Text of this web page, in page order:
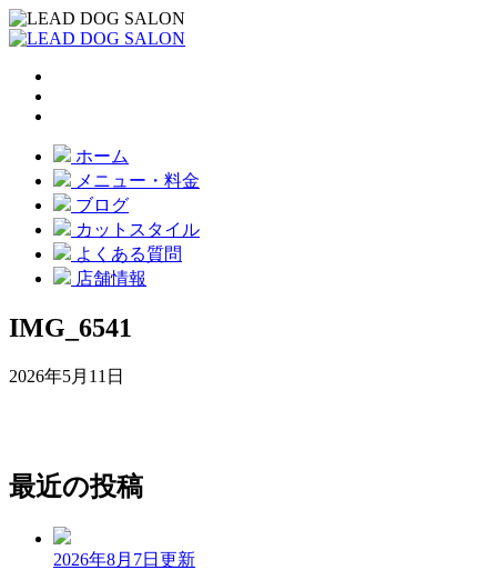
ホーム
メニュー・料金
ブログ
カットスタイル
よくある質問
店舗情報
IMG_6541
2026年5月11日
最近の投稿
2026年8月7日 更新